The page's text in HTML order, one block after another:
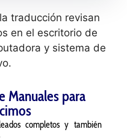
Manuales para
completos y también